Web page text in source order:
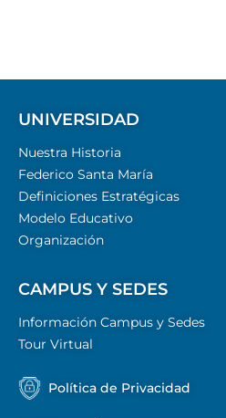
UNIVERSIDAD
Nuestra Historia
Federico Santa María
Definiciones Estratégicas
Modelo Educativo
Organización
CAMPUS Y SEDES
Información Campus y Sedes
Tour Virtual
Política de Privacidad